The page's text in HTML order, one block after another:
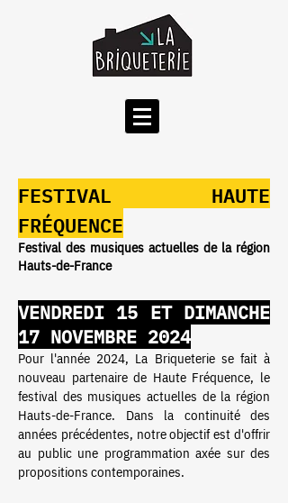
FESTIVAL HAUTE
FRÉQUENCE
Festival des musiques actuelles de la région
Hauts-de-France
VENDREDI 15 ET DIMANCHE
17 NOVEMBRE 2024
Pour l'année 2024, La Briqueterie se fait à
nouveau partenaire de Haute Fréquence, le
festival des musiques actuelles de la région
Hauts-de-France. Dans la continuité des
années précédentes, notre objectif est d'offrir
au public une programmation axée sur des
propositions contemporaines.